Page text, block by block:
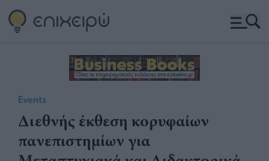
Events
Διεθνής έκθεση κορυφαίων
πανεπιστημίων για